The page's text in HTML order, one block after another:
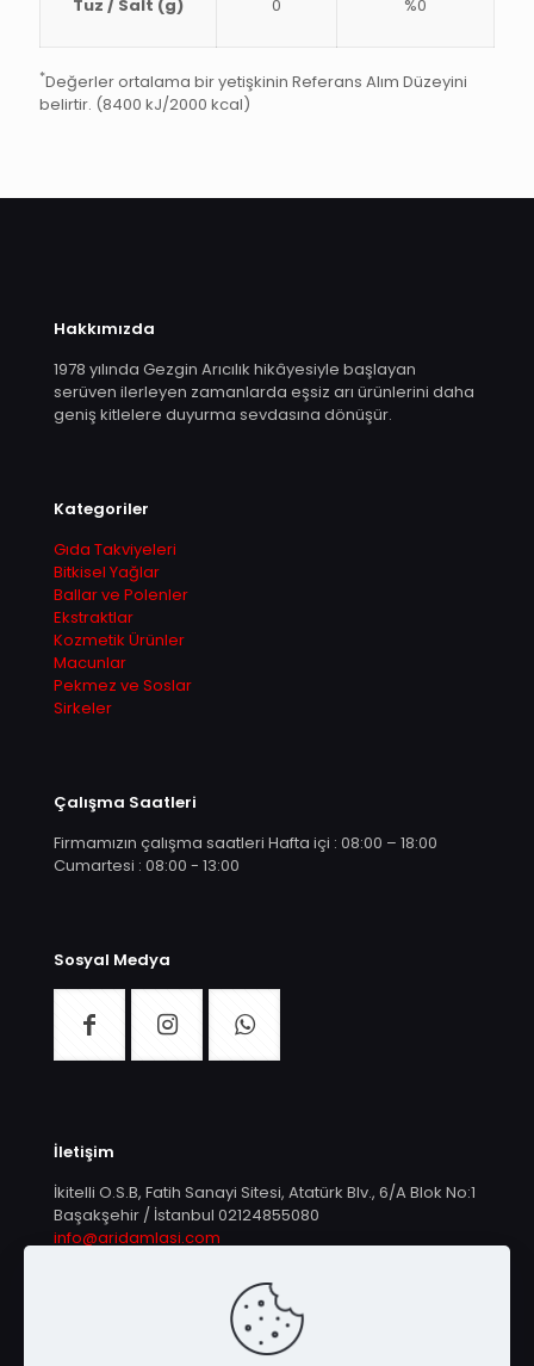
Tuz / Salt (g) 0 %0
*Değerler ortalama bir yetişkinin Referans Alım Düzeyini
belirtir. (8400 kJ/2000 kcal)
Hakkımızda
1978 yılında Gezgin Arıcılık hikâyesiyle başlayan
serüven ilerleyen zamanlarda eşsiz arı ürünlerini daha
geniş kitlelere duyurma sevdasına dönüşür.
Kategoriler
Gıda Takviyeleri
Bitkisel Yağlar
Ballar ve Polenler
Ekstraktlar
Kozmetik Ürünler
Macunlar
Pekmez ve Soslar
Sirkeler
Çalışma Saatleri
Firmamızın çalışma saatleri Hafta içi : 08:00 – 18:00
Cumartesi : 08:00 - 13:00
Sosyal Medya
İletişim
İkitelli O.S.B, Fatih Sanayi Sitesi, Atatürk Blv., 6/A Blok No:1
Başakşehir / İstanbul 02124855080
info@aridamlasi.com